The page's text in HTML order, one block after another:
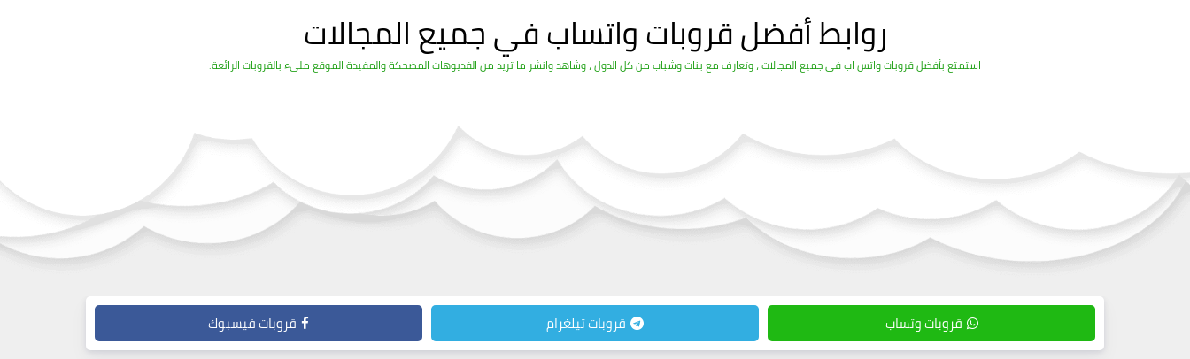
روابط أفضل قروبات واتساب في جميع المجالات
استمتع بأفضل قروبات واتس اب في جميع المجالات ، وتعارف مع بنات وشباب من كل الدول ، وشاهد وانشر ما تريد من الفديوهات المضحكة والمفيدة الموقع مليء بالقروبات الرائعة.
قروبات وتساب قروبات تيلغرام قروبات فيسبوك